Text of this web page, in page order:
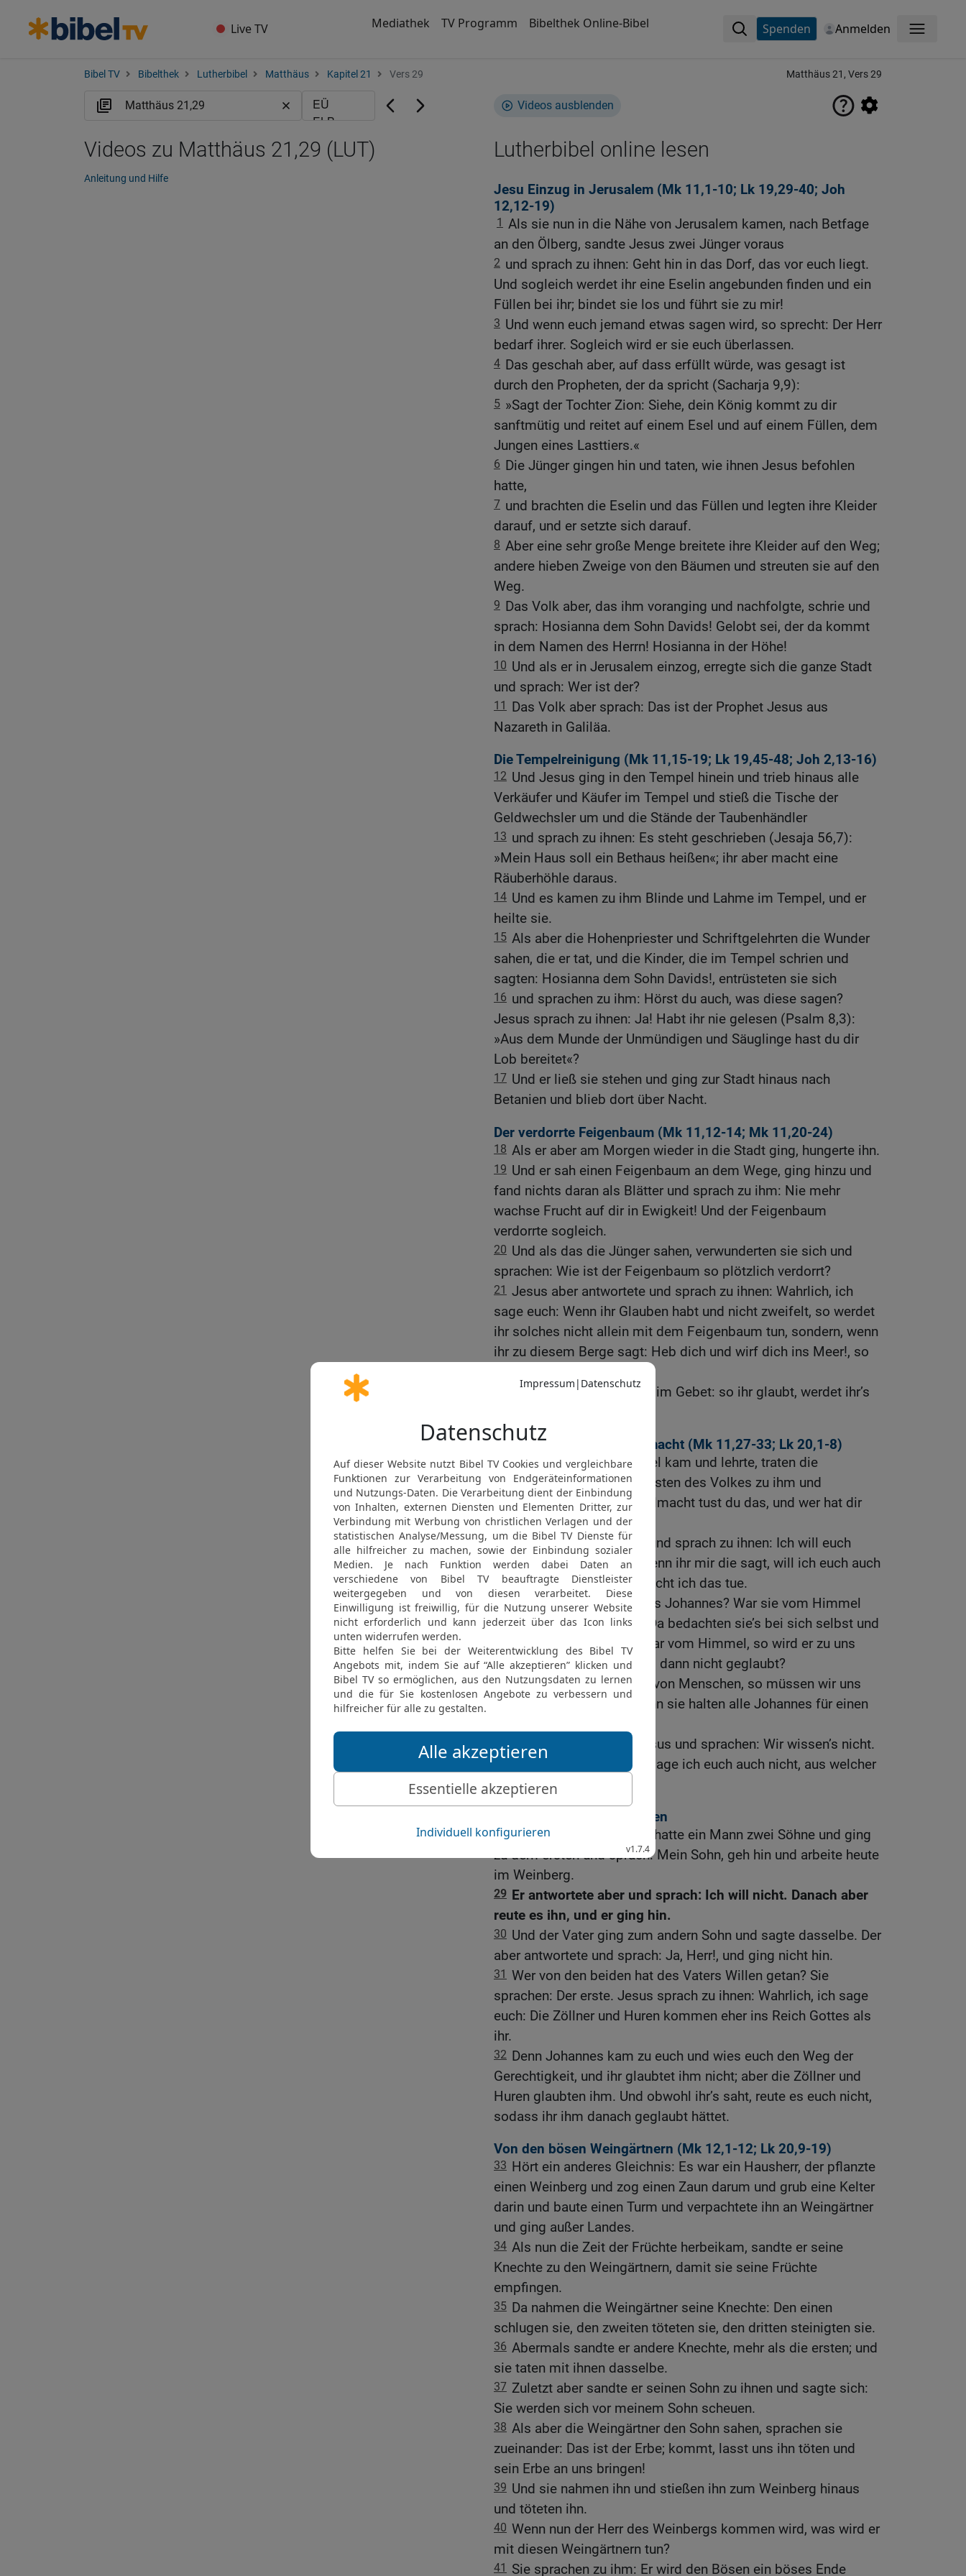
Live TV Mediathek TV Programm Bibelthek Online-Bibel Spenden Anmelden Menü
Bibel TV Bibelthek Lutherbibel Matthäus Kapitel 21 Vers 29 Matthäus 21, Vers 29
Videos ausblenden
Lutherbibel online lesen
Jesu Einzug in Jerusalem (Mk 11,1-10; Lk 19,29-40; Joh
12,12-19)
1 Als sie nun in die Nähe von Jerusalem kamen, nach Betfage
an den Ölberg, sandte Jesus zwei Jünger voraus
2 und sprach zu ihnen: Geht hin in das Dorf, das vor euch liegt.
Und sogleich werdet ihr eine Eselin angebunden finden und ein
Füllen bei ihr; bindet sie los und führt sie zu mir!
3 Und wenn euch jemand etwas sagen wird, so sprecht: Der Herr
bedarf ihrer. Sogleich wird er sie euch überlassen.
4 Das geschah aber, auf dass erfüllt würde, was gesagt ist
durch den Propheten, der da spricht (Sacharja 9,9):
5 »Sagt der Tochter Zion: Siehe, dein König kommt zu dir
sanftmütig und reitet auf einem Esel und auf einem Füllen, dem
Jungen eines Lasttiers.«
6 Die Jünger gingen hin und taten, wie ihnen Jesus befohlen
hatte,
7 und brachten die Eselin und das Füllen und legten ihre Kleider
darauf, und er setzte sich darauf.
8 Aber eine sehr große Menge breitete ihre Kleider auf den Weg;
andere hieben Zweige von den Bäumen und streuten sie auf den
Weg.
9 Das Volk aber, das ihm voranging und nachfolgte, schrie und
sprach: Hosianna dem Sohn Davids! Gelobt sei, der da kommt
in dem Namen des Herrn! Hosianna in der Höhe!
10 Und als er in Jerusalem einzog, erregte sich die ganze Stadt
und sprach: Wer ist der?
11
Das Volk aber sprach: Das ist der Prophet Jesus aus
Nazareth in Galiläa.
Die Tempelreinigung (Mk 11,15-19; Lk 19,45-48; Joh 2,13-16)
12 Und Jesus ging in den Tempel hinein und trieb hinaus alle
Verkäufer und Käufer im Tempel und stieß die Tische der
Geldwechsler um und die Stände der Taubenhändler
13 und sprach zu ihnen: Es steht geschrieben (Jesaja 56,7):
»Mein Haus soll ein Bethaus heißen«; ihr aber macht eine
Räuberhöhle daraus.
14 Und es kamen zu ihm Blinde und Lahme im Tempel, und er
heilte sie.
15 Als aber die Hohenpriester und Schriftgelehrten die Wunder
sahen, die er tat, und die Kinder, die im Tempel schrien und
sagten: Hosianna dem Sohn Davids!, entrüsteten sie sich
16 und sprachen zu ihm: Hörst du auch, was diese sagen?
Jesus sprach zu ihnen: Ja! Habt ihr nie gelesen (Psalm 8,3):
»Aus dem Munde der Unmündigen und Säuglinge hast du dir
Lob bereitet«?
17 Und er ließ sie stehen und ging zur Stadt hinaus nach
Betanien und blieb dort über Nacht.
Der verdorrte Feigenbaum (Mk 11,12-14; Mk 11,20-24)
18 Als er aber am Morgen wieder in die Stadt ging, hungerte ihn.
19 Und er sah einen Feigenbaum an dem Wege, ging hinzu und
fand nichts daran als Blätter und sprach zu ihm: Nie mehr
wachse Frucht auf dir in Ewigkeit! Und der Feigenbaum
verdorrte sogleich.
20 Und als das die Jünger sahen, verwunderten sie sich und
sprachen: Wie ist der Feigenbaum so plötzlich verdorrt?
21 Jesus aber antwortete und sprach zu ihnen: Wahrlich, ich
sage euch: Wenn ihr Glauben habt und nicht zweifelt, so werdet
ihr solches nicht allein mit dem Feigenbaum tun, sondern, wenn
ihr zu diesem Berge sagt: Heb dich und wirf dich ins Meer!, so
Und alles, was ihr bittet im Gebet: so ihr glaubt, werdet ihr’s
Die Frage nach Jesu Vollmacht (Mk 11,27-33; Lk 20,1-8)
23 Und als er in den Tempel kam und lehrte, traten die
Hohenpriester und die Ältesten des Volkes zu ihm und
sprachen: Aus welcher Vollmacht tust du das, und wer hat dir
diese Macht gegeben?
24 Jesus aber antwortete und sprach zu ihnen: Ich will euch
auch eine Sache fragen; wenn ihr mir die sagt, will ich euch auch
sagen, aus welcher Vollmacht ich das tue.
25 Woher war die Taufe des Johannes? War sie vom Himmel
oder von den Menschen? Da bedachten sie’s bei sich selbst und
sprachen: Sagen wir, sie war vom Himmel, so wird er zu uns
sagen: Warum habt ihr ihm dann nicht geglaubt?
26 Sagen wir aber, sie war von Menschen, so müssen wir uns
vor dem Volk fürchten, denn sie halten alle Johannes für einen
Und sie antworteten Jesus und sprachen: Wir wissen’s nicht.
Da sprach er zu ihnen: So sage ich euch auch nicht, aus welcher
Vollmacht ich das tue.
Von den ungleichen Söhnen
28 Was meint ihr aber? Es hatte ein Mann zwei Söhne und ging
zu dem ersten und sprach: Mein Sohn, geh hin und arbeite heute
im Weinberg.
29 Er antwortete aber und sprach: Ich will nicht. Danach aber
reute es ihn, und er ging hin.
30 Und der Vater ging zum andern Sohn und sagte dasselbe. Der
aber antwortete und sprach: Ja, Herr!, und ging nicht hin.
31 Wer von den beiden hat des Vaters Willen getan? Sie
sprachen: Der erste. Jesus sprach zu ihnen: Wahrlich, ich sage
euch: Die Zöllner und Huren kommen eher ins Reich Gottes als
ihr.
32 Denn Johannes kam zu euch und wies euch den Weg der
Gerechtigkeit, und ihr glaubtet ihm nicht; aber die Zöllner und
Huren glaubten ihm. Und obwohl ihr’s saht, reute es euch nicht,
sodass ihr ihm danach geglaubt hättet.
Von den bösen Weingärtnern (Mk 12,1-12; Lk 20,9-19)
33 Hört ein anderes Gleichnis: Es war ein Hausherr, der pflanzte
einen Weinberg und zog einen Zaun darum und grub eine Kelter
darin und baute einen Turm und verpachtete ihn an Weingärtner
und ging außer Landes.
34 Als nun die Zeit der Früchte herbeikam, sandte er seine
Knechte zu den Weingärtnern, damit sie seine Früchte
empfingen.
35 Da nahmen die Weingärtner seine Knechte: Den einen
schlugen sie, den zweiten töteten sie, den dritten steinigten sie.
36 Abermals sandte er andere Knechte, mehr als die ersten; und
sie taten mit ihnen dasselbe.
37 Zuletzt aber sandte er seinen Sohn zu ihnen und sagte sich:
Sie werden sich vor meinem Sohn scheuen.
38 Als aber die Weingärtner den Sohn sahen, sprachen sie
zueinander: Das ist der Erbe; kommt, lasst uns ihn töten und
sein Erbe an uns bringen!
39 Und sie nahmen ihn und stießen ihn zum Weinberg hinaus
und töteten ihn.
40 Wenn nun der Herr des Weinbergs kommen wird, was wird er
mit diesen Weingärtnern tun?
41 Sie sprachen zu ihm: Er wird den Bösen ein böses Ende
Videos zu Matthäus 21,29 (LUT)
Anleitung und Hilfe